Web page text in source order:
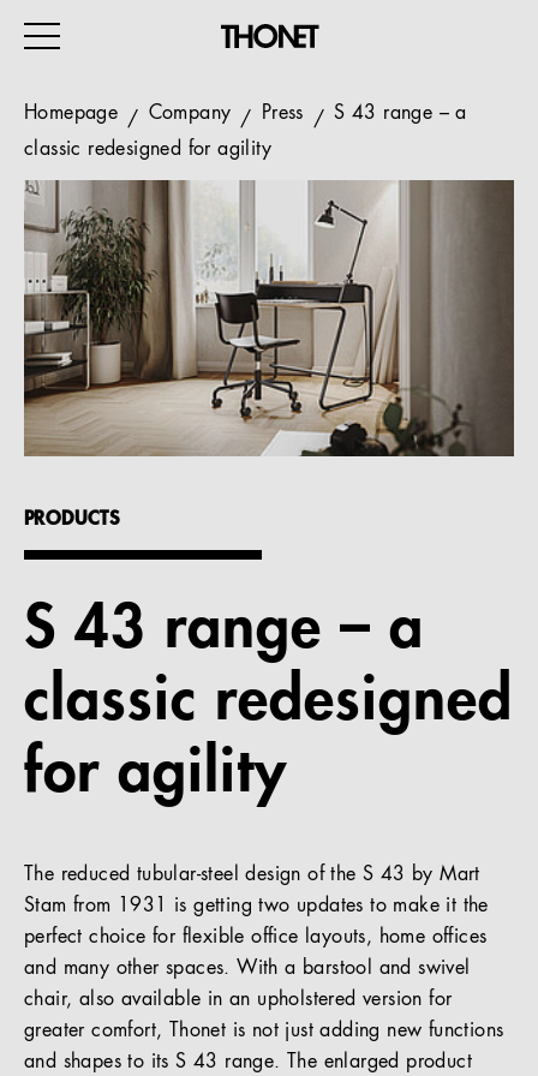
WORK
HOME
EVENTS
HOSPITALITY
ALL PRODUCTS
Magazine
Services
Company
EN
Homepage Company Press
S 43 range – a
classic redesigned for agility
PRODUCTS
S 43 range – a
classic redesigned
for agility
The reduced tubular-steel design of the S 43 by Mart
Stam from 1931 is getting two updates to make it the
perfect choice for flexible office layouts, home offices
and many other spaces. With a barstool and swivel
chair, also available in an upholstered version for
greater comfort, Thonet is not just adding new functions
and shapes to its S 43 range. The enlarged product